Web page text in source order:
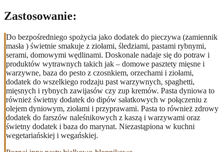
Zastosowanie:
Do bezpośredniego spożycia jako dodatek do pieczywa (zamiennik
masła ) świetnie smakuje z ziołami, śledziami, pastami rybnymi,
serami, domowymi wędlinami. Doskonale nadaje się do potraw i
produktów wytrawnych takich jak – domowe pasztety mięsne i
warzywne, baza do pesto z czosnkiem, orzechami i ziołami,
dodatek do wszelkiego rodzaju past warzywnych, spaghetti,
mięsnych i rybnych zawijasów czy zup kremów. Pasta dyniowa to
również świetny dodatek do dipów sałatkowych w połączeniu z
olejem dyniowym, ziołami i przyprawami. Pasta to również zdrowy
dodatek do farszów naleśnikowych z kaszą i warzywami oraz
świetny dodatek i baza do marynat. Niezastąpiona w kuchni
wegetariańskiej i wegańskiej.